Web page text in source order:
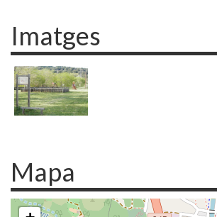
Imatges
Mapa